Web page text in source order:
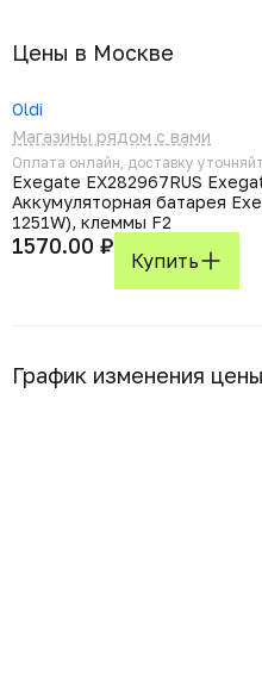
Цены в Москвe
Oldi
Магазины рядом с вами
Оплата онлайн, доставку
Exegate EX282967RUS
Аккумуляторная батарея
1251W), клеммы F2
1570.00 ₽
Купить
График изменения цены